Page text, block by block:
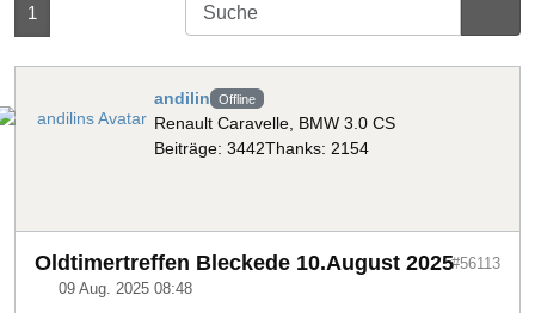
1
andilin Offline
Renault Caravelle, BMW 3.0 CS
Beiträge: 3442Thanks: 2154
Oldtimertreffen Bleckede 10.August 2025
09 Aug. 2025 08:48
#56113